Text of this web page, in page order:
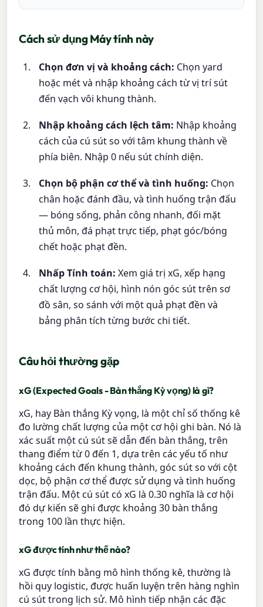
Cách sử dụng Máy tính này
Chọn đơn vị và khoảng cách: Chọn yard
hoặc mét và nhập khoảng cách từ vị trí sút
đến vạch vôi khung thành.
Nhập khoảng cách lệch tâm: Nhập khoảng
cách của cú sút so với tâm khung thành về
phía biên. Nhập 0 nếu sút chính diện.
Chọn bộ phận cơ thể và tình huống: Chọn
chân hoặc đánh đầu, và tình huống trận đấu
— bóng sống, phản công nhanh, đối mặt
thủ môn, đá phạt trực tiếp, phạt góc/bóng
chết hoặc phạt đền.
Nhấp Tính toán: Xem giá trị xG, xếp hạng
chất lượng cơ hội, hình nón góc sút trên sơ
đồ sân, so sánh với một quả phạt đền và
bảng phân tích từng bước chi tiết.
Câu hỏi thường gặp
xG (Expected Goals - Bàn thắng Kỳ vọng) là gì?
xG, hay Bàn thắng Kỳ vọng, là một chỉ số thống kê
đo lường chất lượng của một cơ hội ghi bàn. Nó là
xác suất một cú sút sẽ dẫn đến bàn thắng, trên
thang điểm từ 0 đến 1, dựa trên các yếu tố như
khoảng cách đến khung thành, góc sút so với cột
dọc, bộ phận cơ thể được sử dụng và tình huống
trận đấu. Một cú sút có xG là 0.30 nghĩa là cơ hội
đó dự kiến sẽ ghi được khoảng 30 bàn thắng
trong 100 lần thực hiện.
xG được tính như thế nào?
xG được tính bằng mô hình thống kê, thường là
hồi quy logistic, được huấn luyện trên hàng nghìn
cú sút trong lịch sử. Mô hình tiếp nhận các đặc